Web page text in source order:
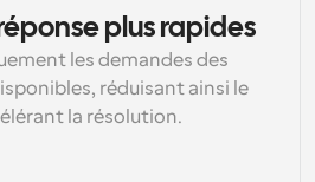
plus rapides
les demandes des
réduisant ainsi le
la résolution.